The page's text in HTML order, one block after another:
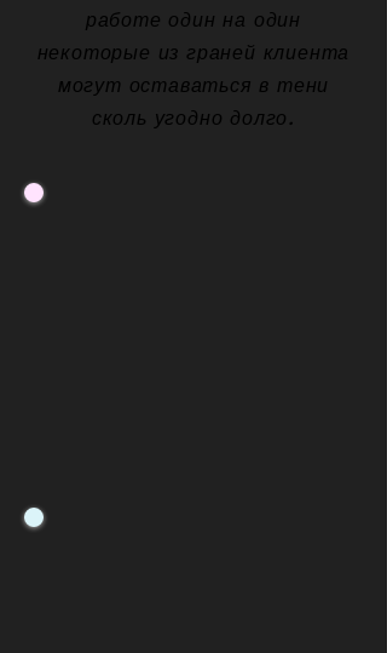
работе один на один
некоторые из граней клиента
могут оставаться в тени
сколь угодно долго.